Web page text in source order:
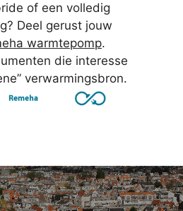
of een volledig
Deel gerust jouw
warmtepomp.
die interesse
verwarmingsbron.